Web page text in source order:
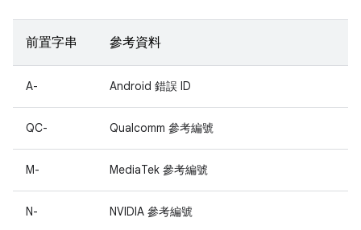
前置字串 參考資料
A- Android 錯誤 ID
QC- Qualcomm 參考編號
M- MediaTek 參考編號
N- NVIDIA 參考編號